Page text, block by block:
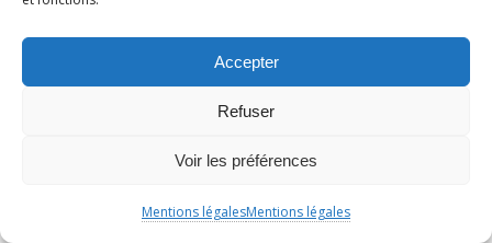
Accepter
Refuser
Voir les préférences
Mentions légalesMentions légales
JULIENCHANET
JULIENTHERY